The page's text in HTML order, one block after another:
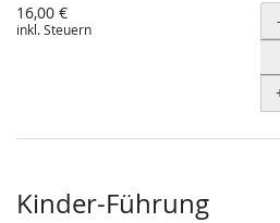
16,00 €
inkl. Steuern -
Kinder-Führung